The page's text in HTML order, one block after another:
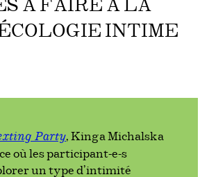
À FAIRE À LA
INTIME
Party, Kinga Michalska
où les participant-e-s
un type d’intimité